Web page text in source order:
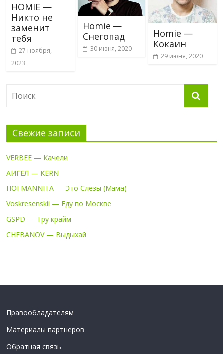
HOMIE —
Никто не
заменит
тебя
27 ноября,
2023
Homie —
Снегопад
30 июня, 2020
Homie —
Кокаин
29 июня, 2020
Свежие записи
VERBEE — Качели
АИГЕЛ — KERN
HOFMANNITA — Это Слёзы (Мама)
Voskresenskii — Еду по Москве
GSPD — Тру крайм
CHEBANOV — Выдыхай
Правообладателям
Материалы партнеров
Обратная связь